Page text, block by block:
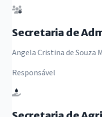
Secretaria de
Angela Cristina de Souza
Responsável